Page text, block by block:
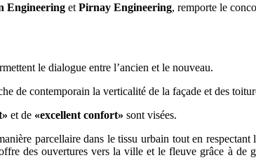
Engineering et Pirnay Engineering, remporte le
le dialogue entre l’ancien et le nouveau.
de contemporain la verticalité de la façade et des
et de «excellent confort» sont visées.
parcellaire dans le tissu urbain tout en respectant
des ouvertures vers la ville et le fleuve grâce à de